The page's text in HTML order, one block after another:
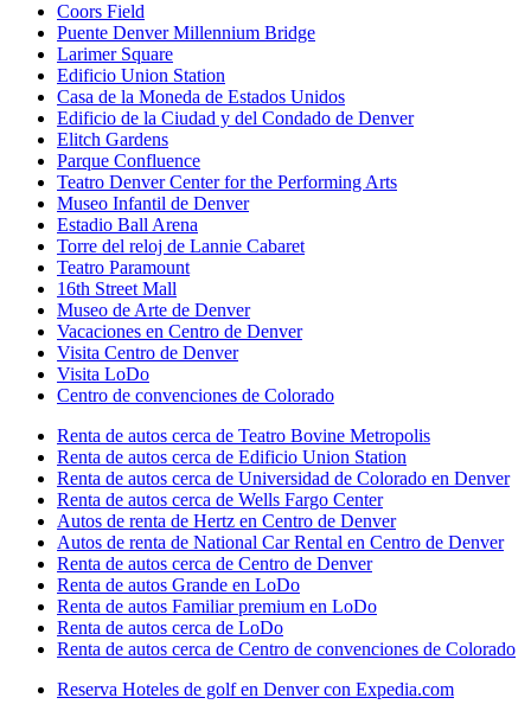
Coors Field
Puente Denver Millennium Bridge
Larimer Square
Edificio Union Station
Casa de la Moneda de Estados Unidos
Edificio de la Ciudad y del Condado de Denver
Elitch Gardens
Parque Confluence
Teatro Denver Center for the Performing Arts
Museo Infantil de Denver
Estadio Ball Arena
Torre del reloj de Lannie Cabaret
Teatro Paramount
16th Street Mall
Museo de Arte de Denver
Vacaciones en Centro de Denver
Visita Centro de Denver
Visita LoDo
Centro de convenciones de Colorado
Renta de autos cerca de Teatro Bovine Metropolis
Renta de autos cerca de Edificio Union Station
Renta de autos cerca de Universidad de Colorado en Denver
Renta de autos cerca de Wells Fargo Center
Autos de renta de Hertz en Centro de Denver
Autos de renta de National Car Rental en Centro de Denver
Renta de autos cerca de Centro de Denver
Renta de autos Grande en LoDo
Renta de autos Familiar premium en LoDo
Renta de autos cerca de LoDo
Renta de autos cerca de Centro de convenciones de Colorado
Reserva Hoteles de golf en Denver con Expedia.com